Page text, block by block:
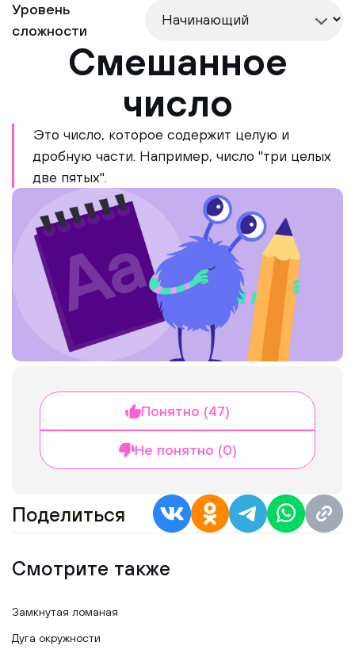
Уровень
сложности
Смешанное
число
Это число, которое содержит целую и
дробную части. Например, число "три целых
две пятых".
Понятно (47)
Не понятно (0)
Поделиться
Смотрите также
Замкнутая ломаная
Дуга окружности